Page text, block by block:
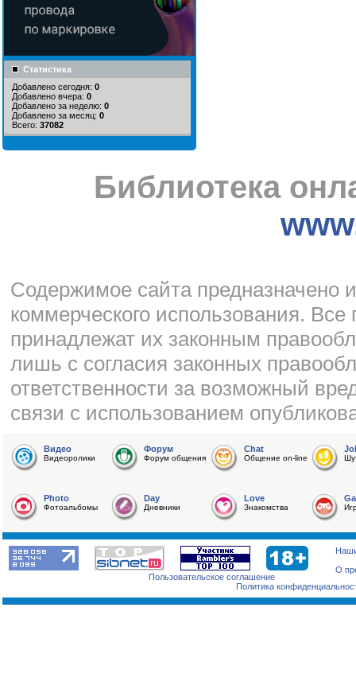
Статистика
Добавлено сегодня: 0
Добавлено вчера: 0
Добавлено за неделю: 0
Добавлено за месяц: 0
Всего: 37082
Библиотека
Cодержимое сайта предназначено
коммерческого использования.
принадлежат их законным
лишь с согласия законных
ответственности за возможный
связи с использованием
Видео
Видеоролики
Форум
Форум общения
Chat
Общение on-line
Photo
Фотоальбомы
Day
Дневники
Love
Знакомства
О
Пользовательское соглашение
Политика